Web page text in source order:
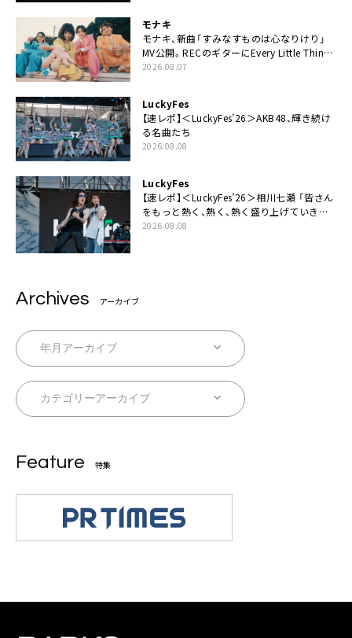
モナキ
モナキ、新曲「すみなすものは心なりけり」
MV公開。RECのギターにEvery Little Thing・
伊藤一朗参加も
2026.08.07
LuckyFes
【速レポ】＜LuckyFes’26＞AKB48、輝き続け
る名曲たち
2026.08.08
LuckyFes
【速レポ】＜LuckyFes’26＞相川七瀬 「皆さん
をもっと熱く、熱く、熱く盛り上げていきま
す！」
2026.08.08
Archives アーカイブ
Feature 特集